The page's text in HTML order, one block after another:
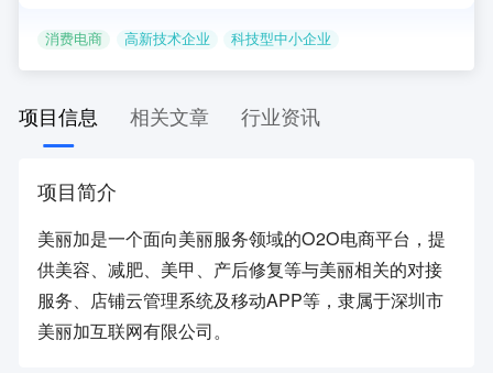
消费电商 高新技术企业 科技型中小企业
项目信息 相关文章 行业资讯
项目简介
美丽加是一个面向美丽服务领域的O2O电商平台，提
供美容、减肥、美甲、产后修复等与美丽相关的对接
服务、店铺云管理系统及移动APP等，隶属于深圳市
美丽加互联网有限公司。